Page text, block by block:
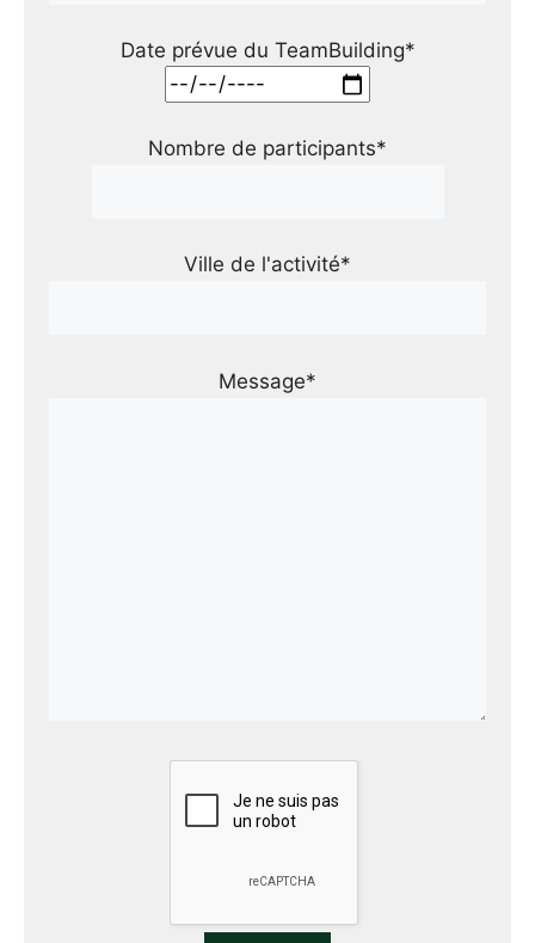
Date prévue du TeamBuilding*
Nombre de participants*
Ville de l'activité*
Message*